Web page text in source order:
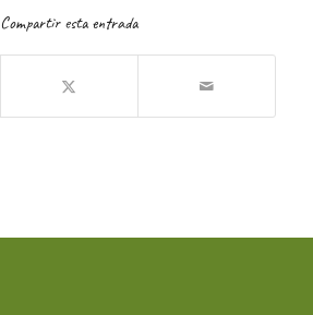
Compartir esta entrada